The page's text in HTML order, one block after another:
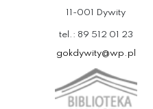
11-001 Dywity
tel.: 89 512 01 23
gokdywity@wp.pl